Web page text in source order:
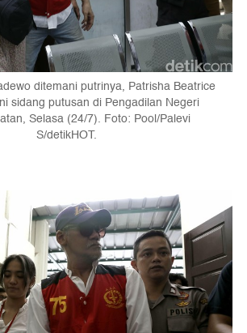
ditemani putrinya, Patrisha Beatrice
sidang putusan di Pengadilan Negeri
Selasa (24/7). Foto: Pool/Palevi
S/detikHOT.